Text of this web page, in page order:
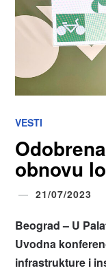
VESTI
obnovu
21/07/2023
Beograd – U
Uvodna
infrastrukture i